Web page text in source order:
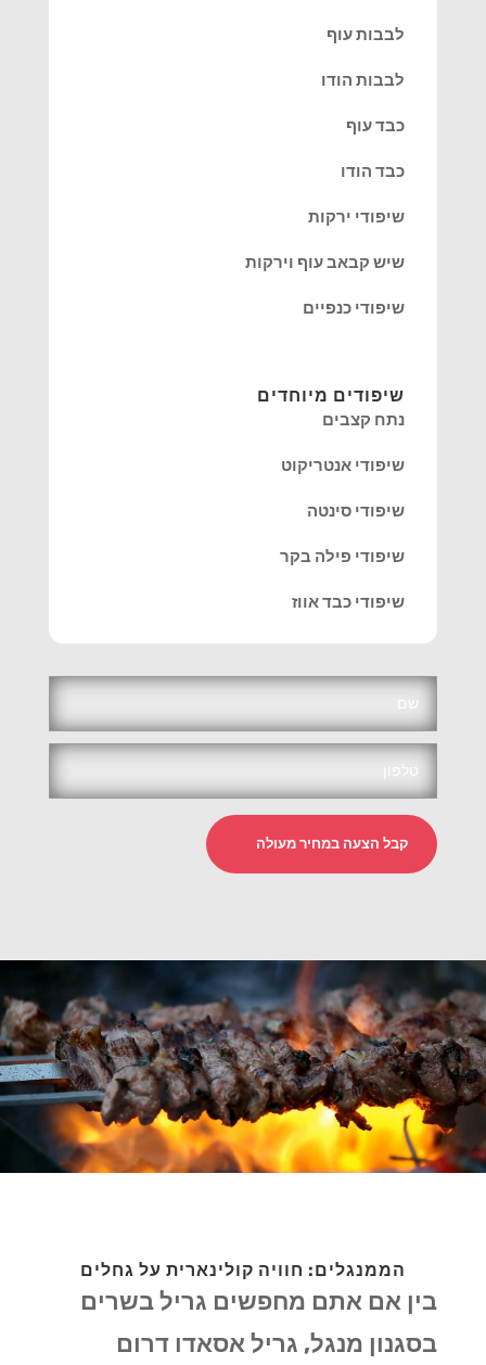
לבבות עוף
לבבות הודו
כבד עוף
כבד הודו
שיפודי ירקות
שיש קבאב עוף וירקות
שיפודי כנפיים
שיפודים מיוחדים
נתח קצבים
שיפודי אנטריקוט
שיפודי סינטה
שיפודי פילה בקר
שיפודי כבד אווז
קבל הצעה במחיר מעולה
הממנגלים: חוויה קולינארית על גחלים
בין אם אתם מחפשים גריל בשרים
בסגנון מנגל, גריל אסאדו דרום